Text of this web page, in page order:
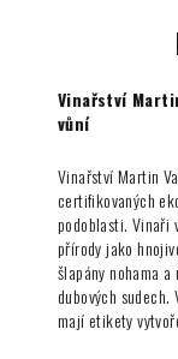
Vinařství
vůní
Vinařství Martin
certifikovaných
podoblasti. Vinaři
přírody jako
šlapány nohama
dubových
mají etikety